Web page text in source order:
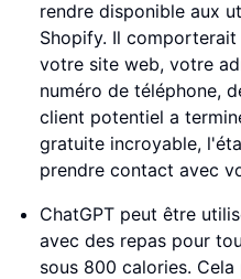
rendre disponible aux
Shopify. Il
votre site web, votre
numéro de téléphone,
client potentiel a
gratuite incroyable,
prendre contact avec
ChatGPT peut être
avec des repas pour
sous 800 calories.